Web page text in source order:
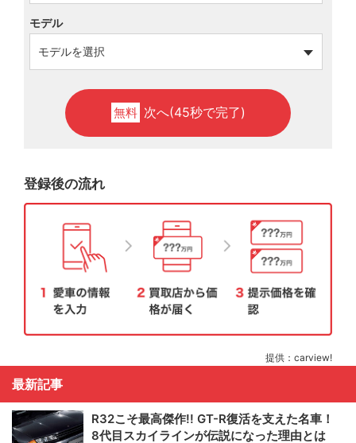
モデル
無料 次へ(45秒で完了)
登録後の流れ
提供：carview!
最新記事
R32こそ最高傑作!! GT-R復活を支えた名車！
8代目スカイラインが伝説になった理由とは